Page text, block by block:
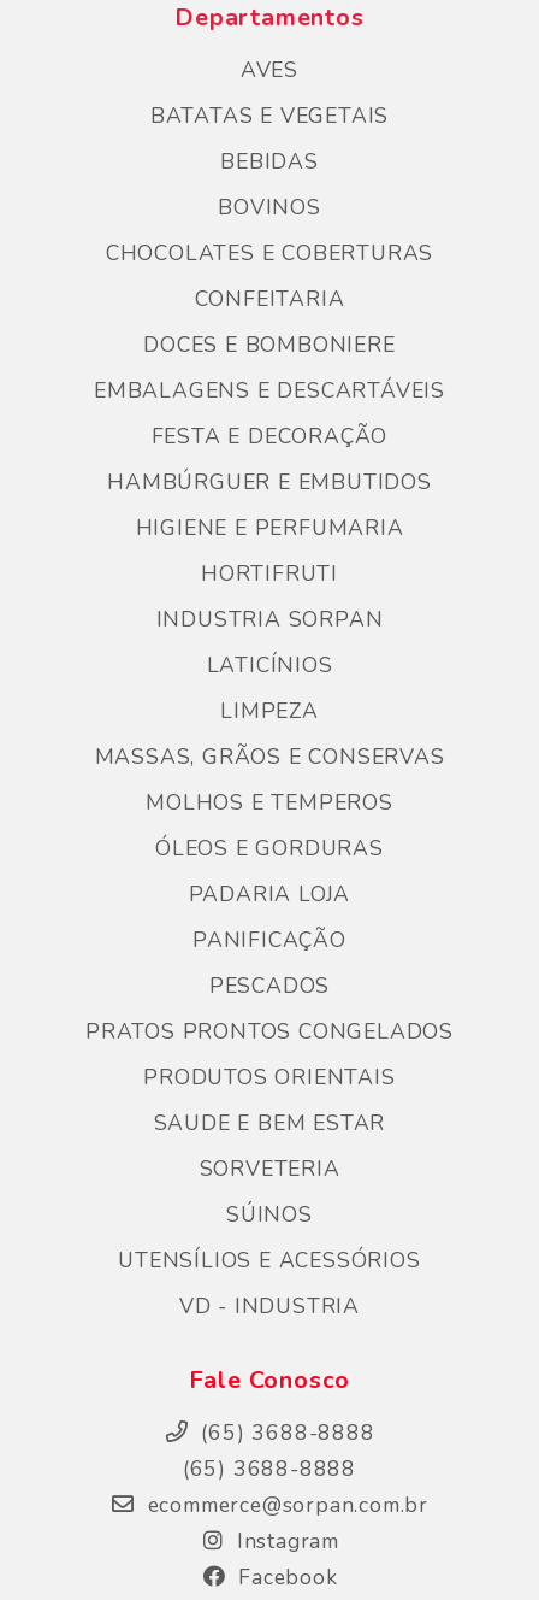
Departamentos
AVES
BATATAS E VEGETAIS
BEBIDAS
BOVINOS
CHOCOLATES E COBERTURAS
CONFEITARIA
DOCES E BOMBONIERE
EMBALAGENS E DESCARTÁVEIS
FESTA E DECORAÇÃO
HAMBÚRGUER E EMBUTIDOS
HIGIENE E PERFUMARIA
HORTIFRUTI
INDUSTRIA SORPAN
LATICÍNIOS
LIMPEZA
MASSAS, GRÃOS E CONSERVAS
MOLHOS E TEMPEROS
ÓLEOS E GORDURAS
PADARIA LOJA
PANIFICAÇÃO
PESCADOS
PRATOS PRONTOS CONGELADOS
PRODUTOS ORIENTAIS
SAUDE E BEM ESTAR
SORVETERIA
SÚINOS
UTENSÍLIOS E ACESSÓRIOS
VD - INDUSTRIA
Fale Conosco
(65) 3688-8888
(65) 3688-8888
ecommerce@sorpan.com.br
Instagram
Facebook